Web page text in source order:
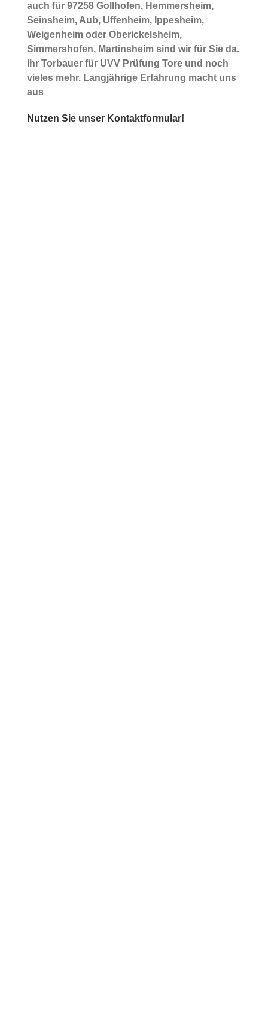
auch für 97258 Gollhofen, Hemmersheim,
Seinsheim, Aub, Uffenheim, Ippesheim,
Weigenheim oder Oberickelsheim,
Simmershofen, Martinsheim sind wir für Sie da.
Ihr Torbauer für UVV Prüfung Tore und noch
vieles mehr. Langjährige Erfahrung macht uns
aus
Nutzen Sie unser Kontaktformular!